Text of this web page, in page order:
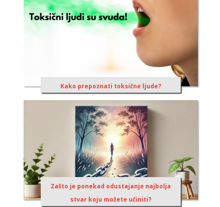
Kako prepoznati toksične ljude?
Zašto je ponekad odustajanje najbolja
stvar koju možete učiniti?